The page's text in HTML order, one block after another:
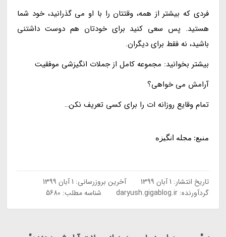
فردی که بیشتر از همه، وقتتان را با او می گذرانید، خود شما
هستید. پس سعی کنید برای خودتان هم دوست داشتنی
باشید، نه فقط برای دیگران.
بیشتر بخوانید: مجموعه کامل از جملات انگیزشی موفقیت
آرامش می خواهی؟
ﺗﻤﺎﻡ ﻭﻗﺎﯾﻊ ﺭﻭﺯﺍﻧﻪ ﺍﺕ ﺭﺍ ﺑﺮﺍﯼ ﮐﺴﯽ ﺗﻌﺮﯾﻒ ﻧﮑﻦ…
منبع: مجله انگیزه
تاریخ انتشار: 1 آبان 1399 آخرین بروزرسانی: 1 آبان 1399
گردآورنده:daryush.gigablog.ir شناسه مطلب: 5680